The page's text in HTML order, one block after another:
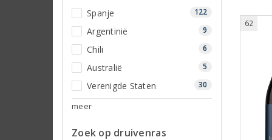
Spanje 122
Argentinië 9
Chili 6
Australië 5
Verenigde Staten 30
meer
Zoek op druivenras
62